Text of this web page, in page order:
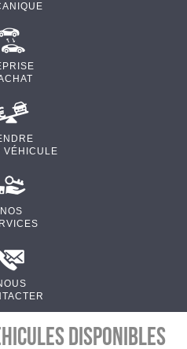
VÉHICULE
NOS
disponibles